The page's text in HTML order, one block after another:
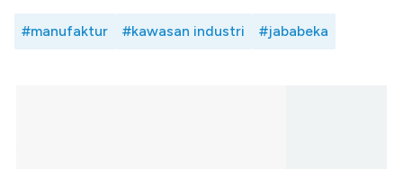
#manufaktur #kawasan industri #jababeka